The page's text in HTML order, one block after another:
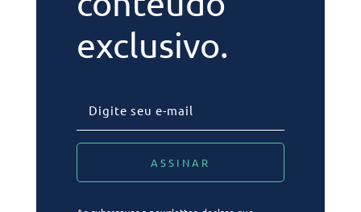
exclusivo.